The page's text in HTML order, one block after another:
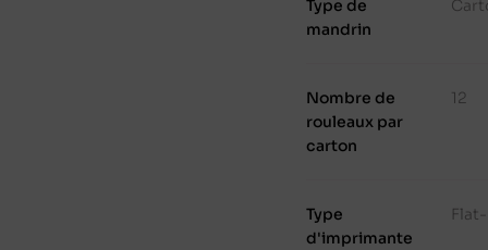
Type de
mandrin
Nombre de
rouleaux par
carton
12
Type
d'imprimante